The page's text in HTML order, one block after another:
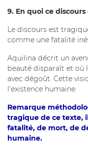
9. En quoi ce
Le discours est
comme une fatalité
Aquilina décrit un
beauté disparaît et où
avec dégoût. Cette
l’existence humaine.
Remarque
tragique de ce texte,
fatalité, de mort, de
humaine.